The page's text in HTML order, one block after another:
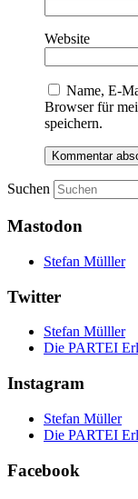
Website
Name, E-
Browser für
speichern.
Suchen
Mastodon
Stefan Mülller
Twitter
Stefan Mülller
Die PARTEI
Instagram
Stefan Müller
Die PARTEI
Facebook